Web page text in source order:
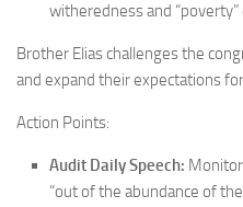
witheredness and
Brother Elias challenges the
and expand their expectations
Action Points:
Audit Daily Speech:
“out of the abundance of